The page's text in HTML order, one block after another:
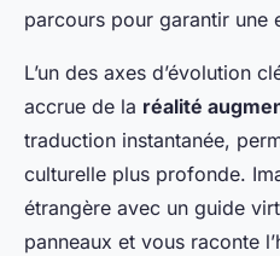
parcours pour garantir une
L’un des axes d’évolution
accrue de la réalité
traduction instantanée,
culturelle plus profonde.
étrangère avec un guide
panneaux et vous raconte